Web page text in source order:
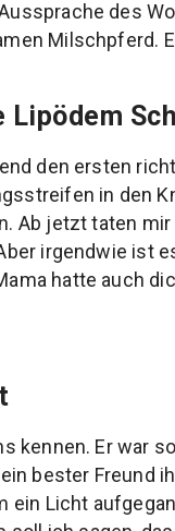
des
Milschpferd.
den ersten
in den
Ab jetzt taten
irgendwie ist
hatte auch
kennen. Er war
bester Freund
ein Licht